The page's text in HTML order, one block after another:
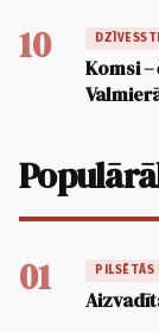
10
Komsi
01 PILSĒTĀS